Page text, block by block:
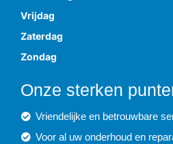
Vrijdag
Zaterdag
Zondag
Onze sterken
Vriendelijke en betrouwbare
Voor al uw onderhoud en